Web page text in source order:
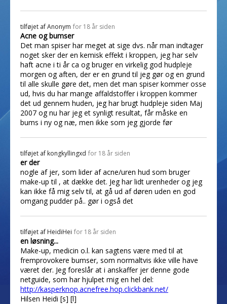
tilføjet afAnonym for 18 år siden
Acne og bumser
Det man spiser har meget at sige dvs. når man indtager
noget sker der en kemisk effekt i kroppen, jeg har selv
haft acne i ti år ca og bruger en virkelig god hudpleje
morgen og aften, der er en grund til jeg gør og en grund
til alle skulle gøre det, men det man spiser kommer osse
ud, hvis du har mange affaldstoffer i kroppen kommer
det ud gennem huden, jeg har brugt hudpleje siden Maj
2007 og nu har jeg et synligt resultat, får måske en
bums i ny og næ, men ikke som jeg gjorde før
tilføjet af kongkyllingxd for 18 år siden
er der
nogle af jer, som lider af acne/uren hud som bruger
make-up til , at dække det. Jeg har lidt urenheder og jeg
kan ikke få mig selv til, at gå ud af døren uden en god
omgang pudder på.. gør i også det
tilføjet af HeidiHei for 18 år siden
en løsning...
Make-up, medicin o.l. kan sagtens være med til at
fremprovokere bumser, som normaltvis ikke ville have
været der. Jeg foreslår at i anskaffer jer denne gode
netguide, som har hjulpet mig en hel del:
http://kasperknop.acnefree.hop.clickbank.net/
Hilsen Heidi [s] [l]